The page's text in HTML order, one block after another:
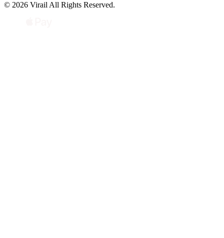
© 2026 Virail All Rights Reserved.